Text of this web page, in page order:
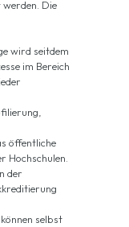
Die
wird seitdem
im Bereich
öffentliche
Hochschulen.
der
selbst